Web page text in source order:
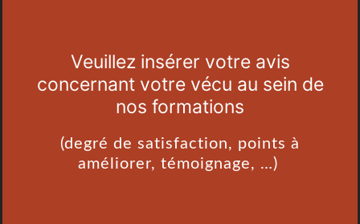
Veuillez insérer votre avis
concernant votre vécu au sein de
nos formations
(degré de satisfaction, points à
améliorer, témoignage, …)